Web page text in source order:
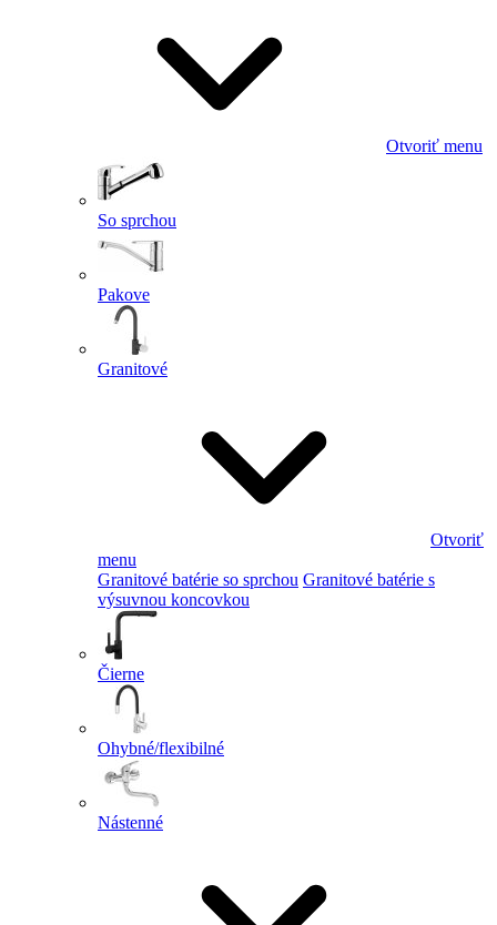
Otvoriť menu
So sprchou
Pakove
Granitové
Otvoriť
menu
Granitové batérie so sprchou Granitové batérie s
výsuvnou koncovkou
Čierne
Ohybné/flexibilné
Nástenné